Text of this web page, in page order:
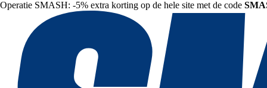
Operatie SMASH: -5% extra korting op de hele site met de code